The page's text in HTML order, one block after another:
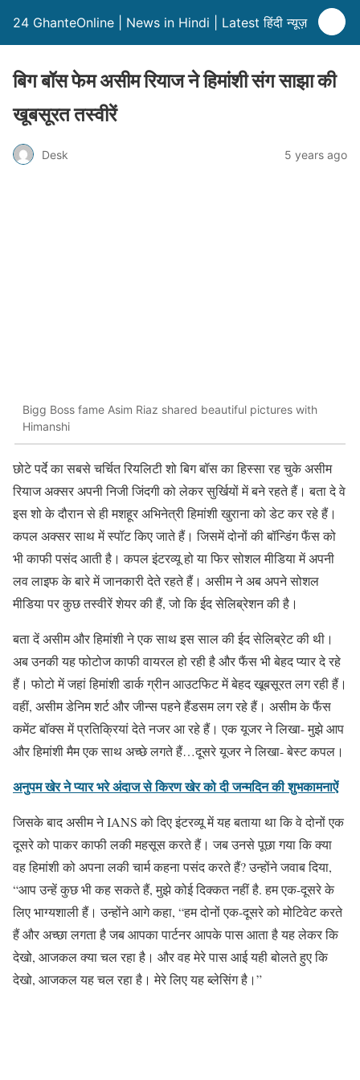
24 GhanteOnline | News in Hindi | Latest हिंदी न्यूज़
बिग बॉस फेम असीम रियाज ने हिमांशी संग साझा की
खूबसूरत तस्वीरें
Desk 5 years ago
Bigg Boss fame Asim Riaz shared beautiful pictures with
Himanshi
छोटे पर्दे का सबसे चर्चित रियलिटी शो बिग बॉस का हिस्सा रह चुके असीम
रियाज अक्सर अपनी निजी जिंदगी को लेकर सुर्खियों में बने रहते हैं। बता दे वे
इस शो के दौरान से ही मशहूर अभिनेत्री हिमांशी खुराना को डेट कर रहे हैं।
कपल अक्सर साथ में स्पॉट किए जाते हैं। जिसमें दोनों की बॉन्डिंग फैंस को
भी काफी पसंद आती है। कपल इंटरव्यू हो या फिर सोशल मीडिया में अपनी
लव लाइफ के बारे में जानकारी देते रहते हैं। असीम ने अब अपने सोशल
मीडिया पर कुछ तस्वीरें शेयर की हैं, जो कि ईद सेलिब्रेशन की है।
बता दें असीम और हिमांशी ने एक साथ इस साल की ईद सेलिब्रेट की थी।
अब उनकी यह फोटोज काफी वायरल हो रही है और फैंस भी बेहद प्यार दे रहे
हैं। फोटो में जहां हिमांशी डार्क ग्रीन आउटफिट में बेहद खूबसूरत लग रही हैं।
वहीं, असीम डेन‍िम शर्ट और जीन्स पहने हैंडसम लग रहे हैं। असीम के फैंस
कमेंट बॉक्स में प्रतिक्रियां देते नजर आ रहे हैं। एक यूजर ने लिखा- मुझे आप
और हिमांशी मैम एक साथ अच्छे लगते हैं…दूसरे यूजर ने लिखा- बेस्ट कपल।
अनुपम खेर ने प्यार भरे अंदाज से किरण खेर को दी जन्मदिन की शुभकामनाऐं
जिसके बाद असीम ने IANS को दिए इंटरव्यू में यह बताया था कि वे दोनों एक
दूसरे को पाकर काफी लकी महसूस करते हैं। जब उनसे पूछा गया कि क्या
वह हिमांशी को अपना लकी चार्म कहना पसंद करते हैं? उन्होंने जवाब दिया,
“आप उन्हें कुछ भी कह सकते हैं, मुझे कोई दिक्कत नहीं है. हम एक-दूसरे के
लिए भाग्यशाली हैं। उन्होंने आगे कहा, “हम दोनों एक-दूसरे को मोटिवेट करते
हैं और अच्छा लगता है जब आपका पार्टनर आपके पास आता है यह लेकर कि
देखो, आजकल क्या चल रहा है। और वह मेरे पास आई यही बोलते हुए कि
देखो, आजकल यह चल रहा है। मेरे लिए यह ब्लेसिंग है।”